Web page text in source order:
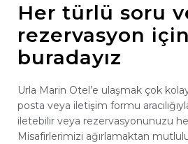
Her türlü soru
rezervasyon için
buradayız
Urla Marin Otel’e ulaşmak çok
posta veya iletişim formu
iletebilir veya rezervasyonunuzu
Misafirlerimizi ağırlamaktan